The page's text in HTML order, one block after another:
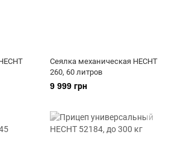
Сеялка механическая HECHT
260, 60 литров
9 999 грн